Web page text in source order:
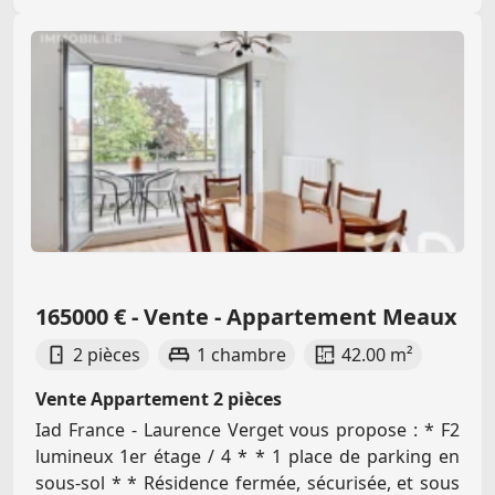
165000 € - Vente - Appartement Meaux
2 pièces 1 chambre
42.00 m²
Vente Appartement 2 pièces
Iad France - Laurence Verget vous propose : * F2
lumineux 1er étage / 4 * * 1 place de parking en
sous-sol * * Résidence fermée, sécurisée, et sous